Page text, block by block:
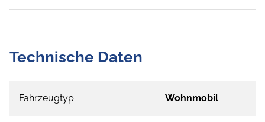
Technische Daten
Fahrzeugtyp Wohnmobil